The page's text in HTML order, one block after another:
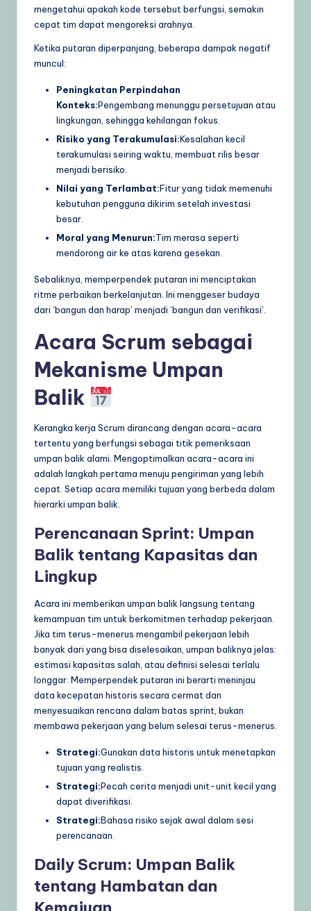
mengetahui apakah kode tersebut berfungsi, semakin
cepat tim dapat mengoreksi arahnya.
Ketika putaran diperpanjang, beberapa dampak negatif
muncul:
Peningkatan Perpindahan
Konteks:Pengembang menunggu persetujuan atau
lingkungan, sehingga kehilangan fokus.
Risiko yang Terakumulasi:Kesalahan kecil
terakumulasi seiring waktu, membuat rilis besar
menjadi berisiko.
Nilai yang Terlambat:Fitur yang tidak memenuhi
kebutuhan pengguna dikirim setelah investasi
besar.
Moral yang Menurun:Tim merasa seperti
mendorong air ke atas karena gesekan.
Sebaliknya, memperpendek putaran ini menciptakan
ritme perbaikan berkelanjutan. Ini menggeser budaya
dari ‘bangun dan harap’ menjadi ‘bangun dan verifikasi’.
Acara Scrum sebagai
Mekanisme Umpan
Balik
Kerangka kerja Scrum dirancang dengan acara-acara
tertentu yang berfungsi sebagai titik pemeriksaan
umpan balik alami. Mengoptimalkan acara-acara ini
adalah langkah pertama menuju pengiriman yang lebih
cepat. Setiap acara memiliki tujuan yang berbeda dalam
hierarki umpan balik.
Perencanaan Sprint: Umpan
Balik tentang Kapasitas dan
Lingkup
Acara ini memberikan umpan balik langsung tentang
kemampuan tim untuk berkomitmen terhadap pekerjaan.
Jika tim terus-menerus mengambil pekerjaan lebih
banyak dari yang bisa diselesaikan, umpan baliknya jelas:
estimasi kapasitas salah, atau definisi selesai terlalu
longgar. Memperpendek putaran ini berarti meninjau
data kecepatan historis secara cermat dan
menyesuaikan rencana dalam batas sprint, bukan
membawa pekerjaan yang belum selesai terus-menerus.
Strategi:Gunakan data historis untuk menetapkan
tujuan yang realistis.
Strategi:Pecah cerita menjadi unit-unit kecil yang
dapat diverifikasi.
Strategi:Bahasa risiko sejak awal dalam sesi
perencanaan.
Daily Scrum: Umpan Balik
tentang Hambatan dan